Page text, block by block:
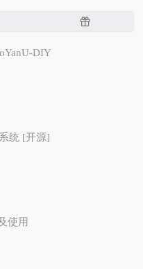
随
DIY
统 [开源]
使用